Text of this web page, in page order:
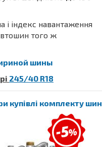
індекс навантаження
того ж
шины
245/40 R18
купівлі комплекту шин